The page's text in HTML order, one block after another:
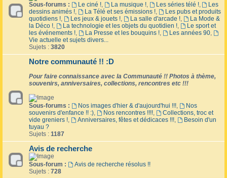
Sous-forums : Le ciné !, La musique !, Les séries télé !,
Les
dessins animés !, La Télé et ses émissions !,
Les pubs et produits
quotidiens !, Les jeux & jouets !, La salle d'arcade !,
La Mode &
la Déco !, La technologie et les objets du quotidien !,
Le sport et
les événements !, La Presse et les bouquins !, Les années 90,
Vie actuelle et sujets divers...
Sujets : 3820
Notre communauté !! :D
Pour faire connaissance avec la Communauté !! Photos à thème,
souvenirs, anniversaires, collections, rencontres etc !!!
Sous-forums : Nos images d'hier & d'aujourd'hui !!!,
Nos
souvenirs d'enfance !! :), Nos rencontres !!!!,
Collections, troc et
vide greniers !, Anniversaires, fêtes et dédicaces !!!,
Besoin d'un
tuyau ?
Sujets : 1187
Avis de recherche
Sous-forum :
Avis de recherche résolus !!
Sujets : 728